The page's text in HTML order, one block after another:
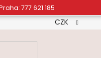
777 621 185
Doprava
CZK